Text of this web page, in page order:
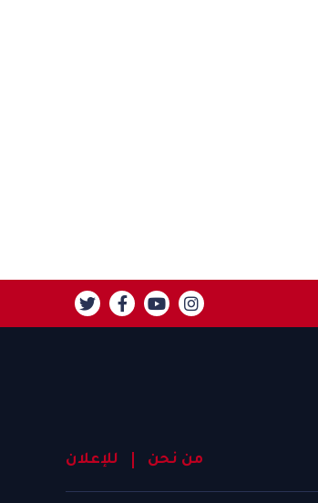
من نحن للإعلان